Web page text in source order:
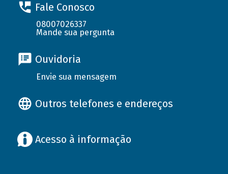
Fale Conosco
08007026337
Mande sua pergunta
Ouvidoria
Envie sua mensagem
Outros telefones e endereços
Acesso à informação